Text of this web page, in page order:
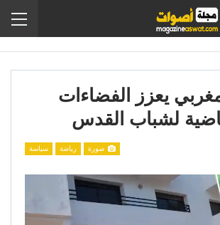
يعزز الفضاءات
لشباب القدس
صورة رياضة سياسة